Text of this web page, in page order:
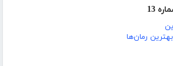
13
بهترین رمان‌ها